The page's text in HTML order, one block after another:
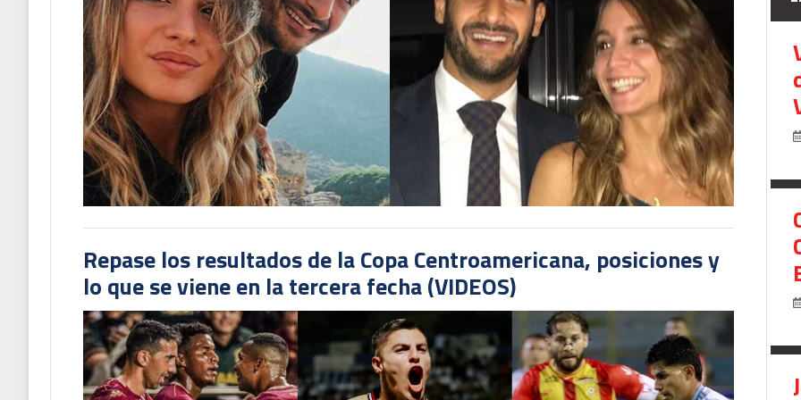
Repase los resultados de la Copa Centroamericana, posiciones y
lo que se viene en la tercera fecha (VIDEOS)